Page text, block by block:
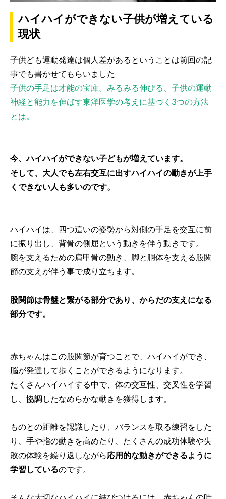
ハイハイができない子供が増えている
現状
子供ども運動発達は個人差があるということは前回の記
事でも書かせてもらいました
子供の手足は才能の宝庫。みるみる伸びる、子供の運動
神経と能力を伸ばす東洋医学の考えに基づく3つの方法
とは。
今、ハイハイができない子どもが増えています。
そして、大人でも左右交互に出すハイハイの動きが上手
くできない人も多いのです。
ハイハイは、四つ這いの姿勢から対側の手足を交互に前
に振り出し、背骨の側屈という動きを伴う動きです。
腕を支えるための肩甲骨の動き、脚と胴体を支える股関
節の支えが伴う事で成り立ちます。
股関節は骨盤と繋がる部分であり、からだの支えになる
部分です。
赤ちゃんはこの股関節が育つことで、ハイハイができ、
脳が発達して歩くことができるようになります。
たくさんハイハイする中で、体の交互性、交叉性を学習
し、協調したなめらかな動きを獲得します。
ものとの距離を認識したり、バランスを取る練習をした
り、手や指の動きを高めたり、たくさんの成功体験や失
敗の体験を繰り返しながら応用的な動きができるように
学習しているのです。